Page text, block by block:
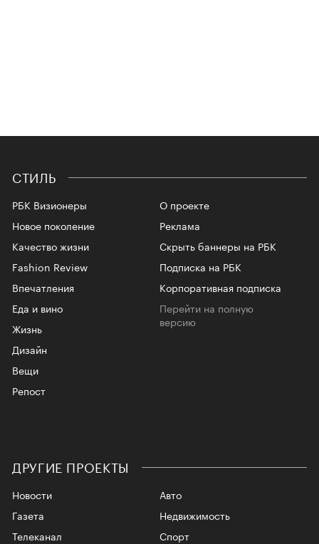
СТИЛЬ
РБК Визионеры
Новое поколение
Качество жизни
Fashion Review
Впечатления
Еда и вино
Жизнь
Дизайн
Вещи
Репост
О проекте
Реклама
Скрыть баннеры на РБК
Подписка на РБК
Корпоративная подписка
Перейти на полную
версию
ДРУГИЕ ПРОЕКТЫ
Новости
Газета
Телеканал
Авто
Недвижимость
Спорт